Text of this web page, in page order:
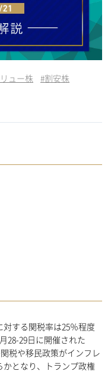
ュー株 #割安株
する関税率は25％程度
28-29日に開催された
税や移民政策がインフレ
かとなり、トランプ政権